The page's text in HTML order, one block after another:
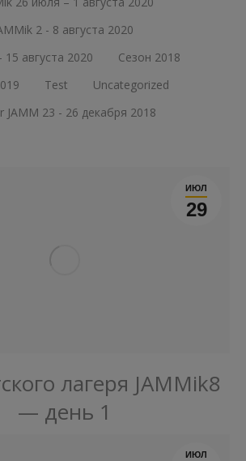
2 - 8 августа 2020
15 августа 2020
Сезон 2018
Test
Uncategorized
JAMM 23 - 26 декабря 2018
ИЮЛ
29
лагеря JAMMik8
— день 1
ИЮЛ